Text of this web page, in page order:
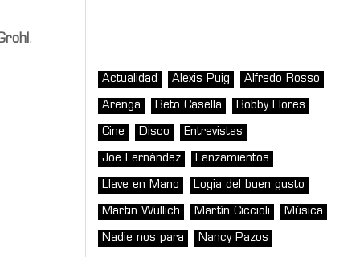
.
Actualidad Alexis Puig Alfredo Rosso
Arenga Beto Casella Bobby Flores
Cine Disco Entrevistas
Joe Fernández Lanzamientos
Llave en Mano Logia del buen gusto
Martin Wullich Martín Ciccioli Música
Nadie nos para Nancy Pazos